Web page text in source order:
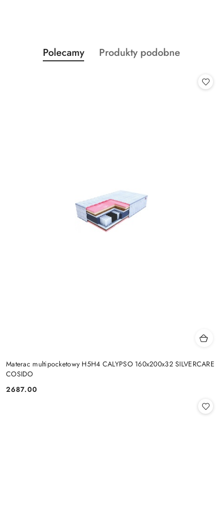
Pomiń karuzelę produktów
Produkty
o
Polecamy
Produkty
Produkty podobne
Materac multipocketowy H5H4 CALYPSO 160x200x32 SILVERCARE
COSIDO
Cena:
2687.00